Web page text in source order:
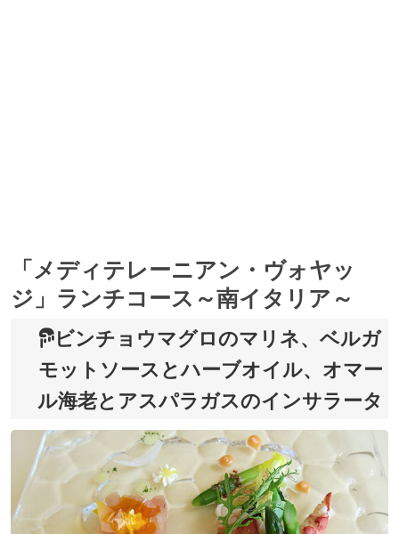
「メディテレーニアン・ヴォヤッ
ジ」ランチコース～南イタリア～
ビンチョウマグロのマリネ、ベルガ
モットソースとハーブオイル、オマー
ル海老とアスパラガスのインサラータ